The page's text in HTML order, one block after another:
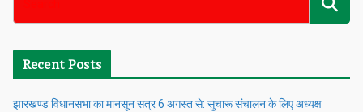
Recent Posts
झारखण्ड विधानसभा का मानसून सत्र 6 अगस्त से: सुचारू संचालन के लिए अध्यक्ष